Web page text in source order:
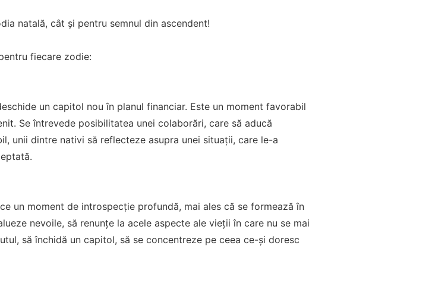
natală, cât și pentru semnul din ascendent!
fiecare zodie:
un capitol nou în planul financiar. Este un moment favorabil
Se întrevede posibilitatea unei colaborări, care să aducă
unii dintre nativi să reflecteze asupra unei situații, care le-a
un moment de introspecție profundă, mai ales că se formează în
nevoile, să renunțe la acele aspecte ale vieții în care nu se mai
să închidă un capitol, să se concentreze pe ceea ce-și doresc